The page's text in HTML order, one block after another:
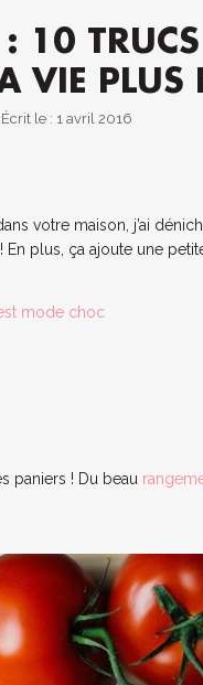
10
VIE PLUS
Écrit le : 1 avril 2016
votre maison, j’ai
plus, ça ajoute une
paniers ! Du beau